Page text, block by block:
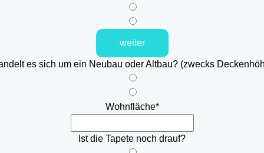
weiter
es sich um ein Neubau oder Altbau? (zwecks
Wohnfläche*
Ist die Tapete noch drauf?